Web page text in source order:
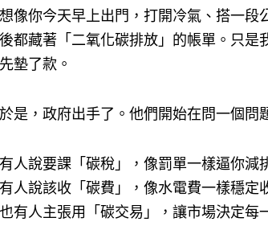
想像你今天早上出門，打開冷氣、搭一
後都藏著「二氧化碳排放」的帳單。只
先墊了款。
於是，政府出手了。他們開始在問一個問
有人說要課「碳稅」，像罰單一樣逼你減
有人說該收「碳費」，像水電費一樣穩定
也有人主張用「碳交易」，讓市場決定每